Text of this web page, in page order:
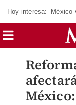
Hoy interesa: México